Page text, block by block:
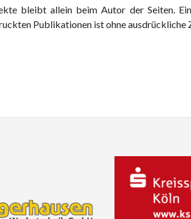
bleibt allein beim Autor der Seiten.
Publikationen ist ohne